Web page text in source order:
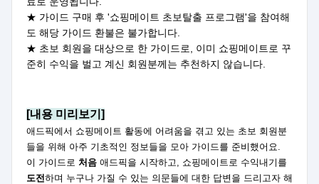
★ 가이드 구매 후 '쇼핑메이트 초보탈출 프로그램'을 참여해
도 해당 가이드 환불은 불가합니다.
★ 초보 회원을 대상으로 한 가이드로, 이미 쇼핑메이트로 꾸
준히 수익을 벌고 계신 회원분께는 추천하지 않습니다.
[내용 미리보기]
애드픽에서 쇼핑메이트 활동에 어려움을 겪고 있는 초보 회원분
들을 위해 아주 기초적인 정보들을 모아 가이드를 준비했어요.
이 가이드로 처음 애드픽을 시작하고, 쇼핑메이트로 수익내기를
도전하며 누구나 가질 수 있는 의문들에 대한 답변을 드리고자 해